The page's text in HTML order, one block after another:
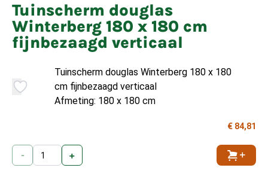
Tuinscherm douglas
Winterberg 180 x 180 cm
fijnbezaagd verticaal
Tuinscherm douglas Winterberg 180 x 180
cm fijnbezaagd verticaal
Afmeting: 180 x 180 cm
€ 84,81
- +